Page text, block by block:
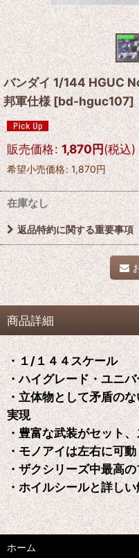
バンダイ 1/144 HGUC
邦軍仕様[bd-hguc107]
販売価格: 1,870円(税込)
希望小売価格: 1,870円
在庫なし
返品特約に関する重要事項
商品詳細
・１/１４４スケール
・ハイグレード・ユニ
・立体物として矛盾の
実現
・豊富な武装がセット
・モノアイは左右に可動
・ザクシリーズ中最高
・ホイルシールと詳し
ホーム